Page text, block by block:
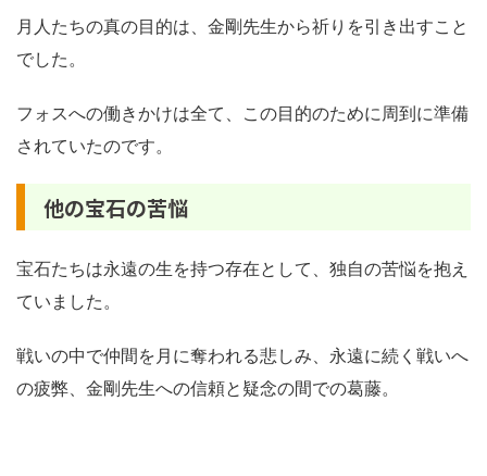
月人たちの真の目的は、金剛先生から祈りを引き出すこと
でした。
フォスへの働きかけは全て、この目的のために周到に準備
されていたのです。
他の宝石の苦悩
宝石たちは永遠の生を持つ存在として、独自の苦悩を抱え
ていました。
戦いの中で仲間を月に奪われる悲しみ、永遠に続く戦いへ
の疲弊、金剛先生への信頼と疑念の間での葛藤。